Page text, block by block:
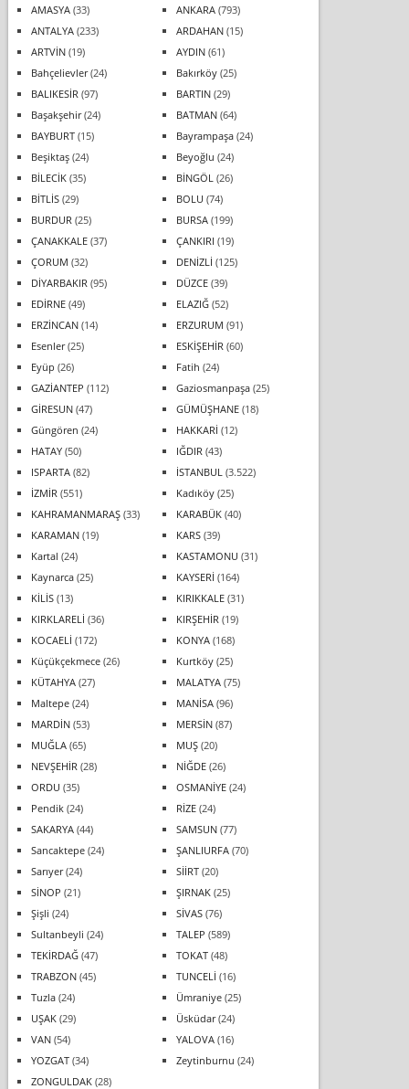
AMASYA(33) ANKARA(793)
ANTALYA(233) ARDAHAN(15)
ARTVİN(19) AYDIN(61)
Bahçelievler(24) Bakırköy(25)
BALIKESİR (97) BARTIN(29)
Başakşehir(24) BATMAN(64)
BAYBURT(15) Bayrampaşa(24)
Beşiktaş(24) Beyoğlu (24)
BİLECİK(35) BİNGÖL (26)
BİTLİS(29) BOLU (74)
BURDUR (25) BURSA(199)
ÇANAKKALE(37) ÇANKIRI (19)
ÇORUM (32) DENİZLİ (125)
DİYARBAKIR (95) DÜZCE(39)
EDİRNE(49) ELAZIĞ(52)
ERZİNCAN(14) ERZURUM (91)
Esenler(25) ESKİŞEHİR (60)
Eyüp (26) Fatih (24)
GAZİANTEP (112) Gaziosmanpaşa(25)
GİRESUN(47) GÜMÜŞHANE(18)
Güngören (24) HAKKARİ (12)
HATAY(50) IĞDIR (43)
ISPARTA(82) İSTANBUL (3.522)
İZMİR (551) Kadıköy(25)
KAHRAMANMARAŞ(33) KARABÜK(40)
KARAMAN(19) KARS(39)
Kartal (24) KASTAMONU (31)
Kaynarca(25) KAYSERİ (164)
KİLİS(13) KIRIKKALE(31)
KIRKLARELİ (36) KIRŞEHİR (19)
KOCAELİ (172) KONYA(168)
Küçükçekmece(26) Kurtköy(25)
KÜTAHYA(27) MALATYA(75)
Maltepe(24) MANİSA(96)
MARDİN(53) MERSİN(87)
MUĞLA(65) MUŞ(20)
NEVŞEHİR (28) NİĞDE(26)
ORDU (35) OSMANİYE(24)
Pendik(24) RİZE(24)
SAKARYA(44) SAMSUN(77)
Sancaktepe(24) ŞANLIURFA(70)
Sarıyer(24) SİİRT(20)
SİNOP (21) ŞIRNAK(25)
Şişli (24) SİVAS(76)
Sultanbeyli (24) TALEP (589)
TEKİRDAĞ(47) TOKAT(48)
TRABZON(45) TUNCELİ (16)
Tuzla(24) Ümraniye(25)
UŞAK(29) Üsküdar(24)
VAN(54) YALOVA(16)
YOZGAT(34) Zeytinburnu (24)
ZONGULDAK(28)